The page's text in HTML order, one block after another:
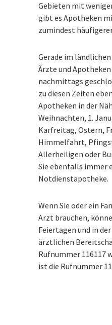
Gebieten mit
gibt es Apotheken
zumindest
Gerade im
Ärzte und
nachmittags
zu diesen Zeiten
Apotheken in der
Weihnachten, 1.
Karfreitag, Ostern,
Himmelfahrt,
Allerheiligen oder
Sie ebenfalls immer
Notdienstapotheke.
Wenn Sie oder ein
Arzt brauchen,
Feiertagen und in
ärztlichen
Rufnummer 116117
ist die Rufnummer